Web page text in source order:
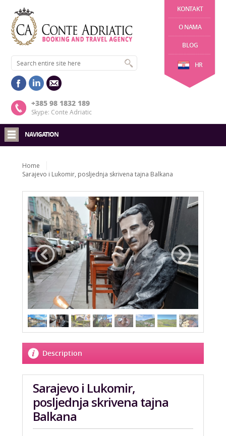
KONTAKT
O NAMA
BLOG
HR
+385 98 1832 189
Skype: Conte Adriatic
NAVIGATION
Home
Sarajevo i Lukomir, posljednja skrivena tajna Balkana
Description
Sarajevo i Lukomir,
posljednja skrivena tajna
Balkana